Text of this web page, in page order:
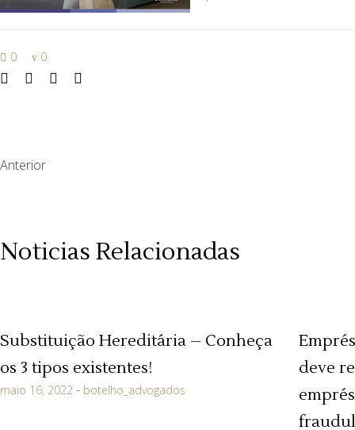
0 0
Anterior
Noticias Relacionadas
Substituição Hereditária – Conheça
os 3 tipos existentes!
maio 16, 2022 botelho_advogados
deve